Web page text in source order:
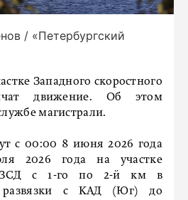
/ «Петербургский
Западного скоростного
движение. Об этом
магистрали.
с 00:00 8 июня 2026 года
2026 года на участке
ЗСД с 1-го по 2-й км в
развязки с КАД (Юг) до